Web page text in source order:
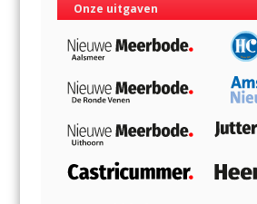
Onze uitgaven